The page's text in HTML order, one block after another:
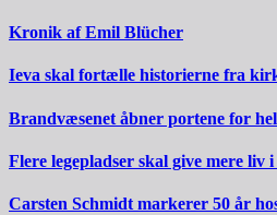
Kronik af Emil Blücher
Ieva skal fortælle historierne fra
Brandvæsenet åbner portene for
Flere legepladser skal give mere liv
Carsten Schmidt markerer 50 år